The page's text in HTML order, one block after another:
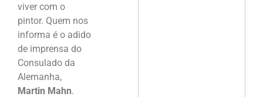
viver com o
pintor. Quem nos
informa é o adido
de imprensa do
Consulado da
Alemanha,
Martin Mahn.